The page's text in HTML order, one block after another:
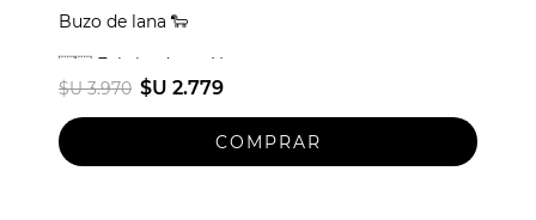
Buzo de lana 🐑
🇺🇾 Fabricado en Uruguay
$U 3.970 $U 2.779